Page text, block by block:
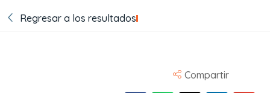
Regresar a los resultados
Compartir